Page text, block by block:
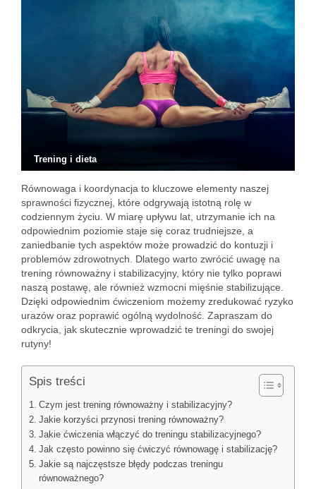
Trening i dieta
Równowaga i koordynacja to kluczowe elementy naszej
sprawności fizycznej, które odgrywają istotną rolę w
codziennym życiu. W miarę upływu lat, utrzymanie ich na
odpowiednim poziomie staje się coraz trudniejsze, a
zaniedbanie tych aspektów może prowadzić do kontuzji i
problemów zdrowotnych. Dlatego warto zwrócić uwagę na
trening równoważny i stabilizacyjny, który nie tylko poprawi
naszą postawę, ale również wzmocni mięśnie stabilizujące.
Dzięki odpowiednim ćwiczeniom możemy zredukować ryzyko
urazów oraz poprawić ogólną wydolność. Zapraszam do
odkrycia, jak skutecznie wprowadzić te treningi do swojej
rutyny!
Spis treści
Czym jest trening równoważny i stabilizacyjny?
Jakie korzyści przynosi trening równoważny?
Jakie ćwiczenia włączyć do treningu stabilizacyjnego?
Jak często powinno się ćwiczyć równowagę i stabilizację?
Jakie są najczęstsze błędy podczas treningu
równoważnego?